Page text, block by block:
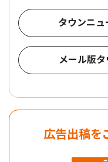
タウンニ
メール版
広告出稿を